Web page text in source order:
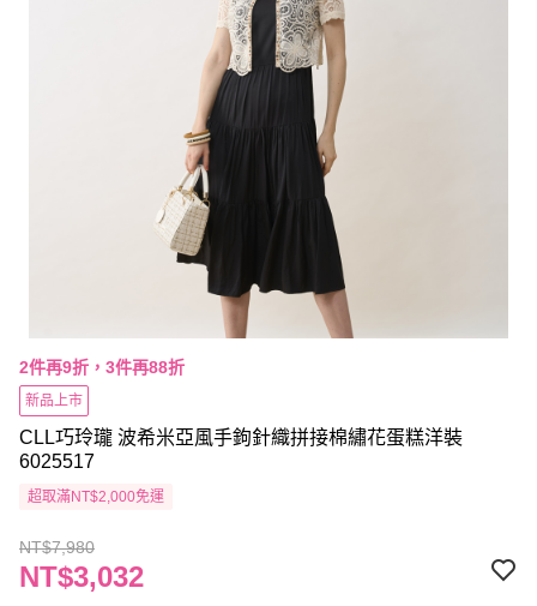
2件再9折，3件再88折
新品上市
CLL巧玲瓏 波希米亞風手鉤針織拼接棉繡花蛋糕洋裝
6025517
超取滿NT$2,000免運
NT$7,980
NT$3,032